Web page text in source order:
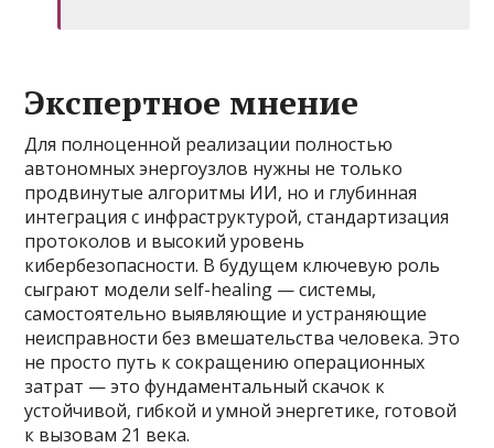
Экспертное мнение
Для полноценной реализации полностью
автономных энергоузлов нужны не только
продвинутые алгоритмы ИИ, но и глубинная
интеграция с инфраструктурой, стандартизация
протоколов и высокий уровень
кибербезопасности. В будущем ключевую роль
сыграют модели self-healing — системы,
самостоятельно выявляющие и устраняющие
неисправности без вмешательства человека. Это
не просто путь к сокращению операционных
затрат — это фундаментальный скачок к
устойчивой, гибкой и умной энергетике, готовой
к вызовам 21 века.